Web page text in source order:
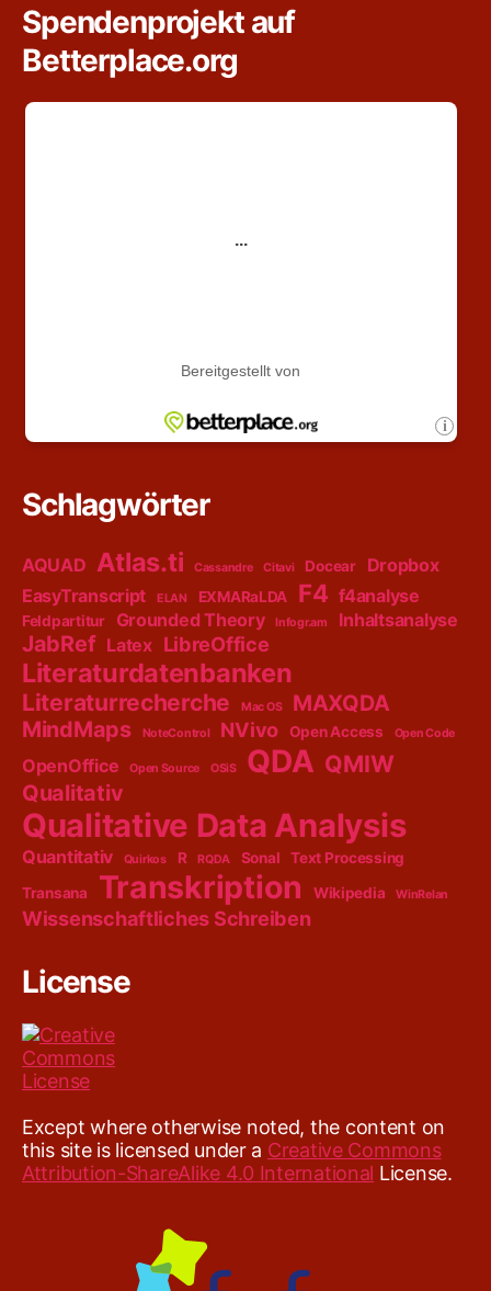
Spendenprojekt auf
Betterplace.org
Schlagwörter
AQUAD Atlas.ti Cassandre Citavi Docear
Dropbox
EasyTranscript
ELAN EXMARaLDA F4 f4analyse
Feldpartitur Grounded Theory Infogr.am Inhaltsanalyse
JabRef Latex LibreOffice
Literaturdatenbanken
Literaturrecherche Mac OS
MAXQDA
MindMaps
NoteControl NVivo Open Access Open Code
OpenOffice Open Source OSiS QDA QMIW
Qualitativ
Qualitative Data Analysis
Quantitativ Quirkos R RQDA Sonal
Text Processing
Transana
Transkription Wikipedia WinRelan
Wissenschaftliches Schreiben
License
Except where otherwise noted, the content on
this site is licensed under a Creative Commons
Attribution-ShareAlike 4.0 International License.